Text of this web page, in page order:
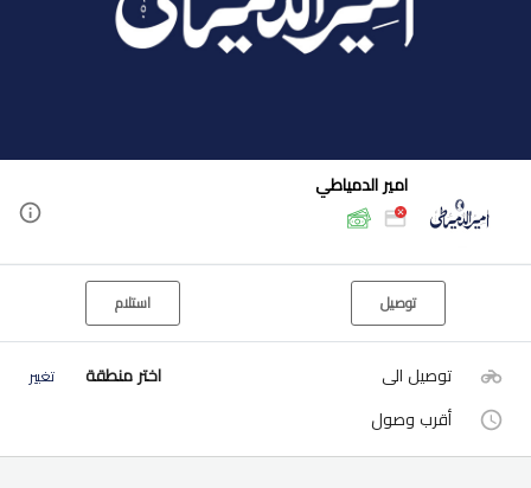
امير الدمياطي
توصيل استلام
توصيل الى اختر منطقة تغيير
أقرب وصول